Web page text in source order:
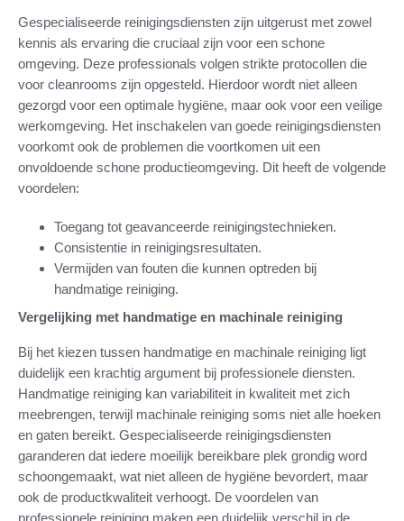
Gespecialiseerde reinigingsdiensten zijn uitgerust met zowel
kennis als ervaring die cruciaal zijn voor een schone
omgeving. Deze professionals volgen strikte protocollen die
voor cleanrooms zijn opgesteld. Hierdoor wordt niet alleen
gezorgd voor een optimale hygiëne, maar ook voor een veilige
werkomgeving. Het inschakelen van goede reinigingsdiensten
voorkomt ook de problemen die voortkomen uit een
onvoldoende schone productieomgeving. Dit heeft de volgende
voordelen:
Toegang tot geavanceerde reinigingstechnieken.
Consistentie in reinigingsresultaten.
Vermijden van fouten die kunnen optreden bij
handmatige reiniging.
Vergelijking met handmatige en machinale reiniging
Bij het kiezen tussen handmatige en machinale reiniging ligt
duidelijk een krachtig argument bij professionele diensten.
Handmatige reiniging kan variabiliteit in kwaliteit met zich
meebrengen, terwijl machinale reiniging soms niet alle hoeken
en gaten bereikt. Gespecialiseerde reinigingsdiensten
garanderen dat iedere moeilijk bereikbare plek grondig word
schoongemaakt, wat niet alleen de hygiëne bevordert, maar
ook de productkwaliteit verhoogt. De voordelen van
professionele reiniging maken een duidelijk verschil in de